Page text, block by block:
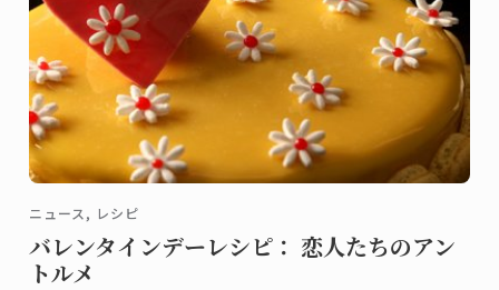
ニュース, レシピ
バレンタインデーレシピ： 恋人たちのアン
トルメ